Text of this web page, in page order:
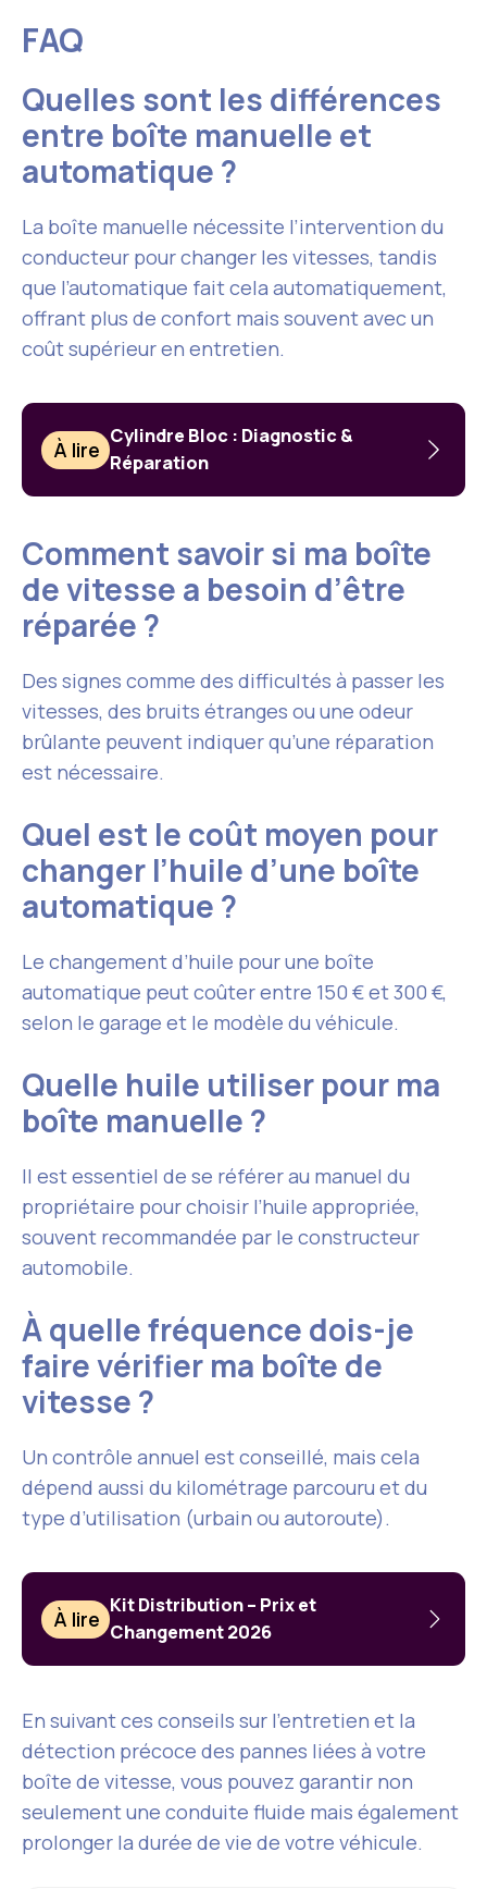
FAQ
Quelles sont les différences
entre boîte manuelle et
automatique ?
La boîte manuelle nécessite l’intervention du
conducteur pour changer les vitesses, tandis
que l’automatique fait cela automatiquement,
offrant plus de confort mais souvent avec un
coût supérieur en entretien.
À lire
Cylindre Bloc : Diagnostic &
Réparation
Comment savoir si ma boîte
de vitesse a besoin d’être
réparée ?
Des signes comme des difficultés à passer les
vitesses, des bruits étranges ou une odeur
brûlante peuvent indiquer qu’une réparation
est nécessaire.
Quel est le coût moyen pour
changer l’huile d’une boîte
automatique ?
Le changement d’huile pour une boîte
automatique peut coûter entre 150 € et 300 €,
selon le garage et le modèle du véhicule.
Quelle huile utiliser pour ma
boîte manuelle ?
Il est essentiel de se référer au manuel du
propriétaire pour choisir l’huile appropriée,
souvent recommandée par le constructeur
automobile.
À quelle fréquence dois-je
faire vérifier ma boîte de
vitesse ?
Un contrôle annuel est conseillé, mais cela
dépend aussi du kilométrage parcouru et du
type d’utilisation (urbain ou autoroute).
À lire
Kit Distribution – Prix et
Changement 2026
En suivant ces conseils sur l’entretien et la
détection précoce des pannes liées à votre
boîte de vitesse, vous pouvez garantir non
seulement une conduite fluide mais également
prolonger la durée de vie de votre véhicule.